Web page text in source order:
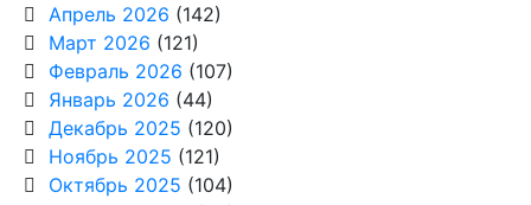
Апрель 2026 (142)
Март 2026 (121)
Февраль 2026 (107)
Январь 2026 (44)
Декабрь 2025 (120)
Ноябрь 2025 (121)
Октябрь 2025 (104)